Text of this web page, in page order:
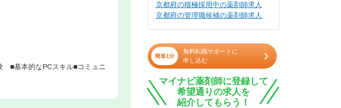
■基本的なPCスキル■コミュニ
京都府の積極採用中の薬剤師求人
京都府の管理職候補の薬剤師求人
簡単1分
無料転職サポートに
申し込む
マイナビ薬剤師に登録して
希望通りの求人を
紹介してもらう！